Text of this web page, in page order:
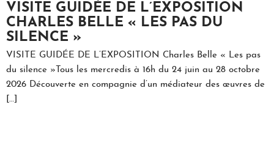
VISITE GUIDÉE DE L’EXPOSITION
CHARLES BELLE « LES PAS DU
SILENCE »
VISITE GUIDÉE DE L’EXPOSITION Charles Belle « Les pas
du silence »Tous les mercredis à 16h du 24 juin au 28 octobre
2026 Découverte en compagnie d’un médiateur des œuvres de
[…]